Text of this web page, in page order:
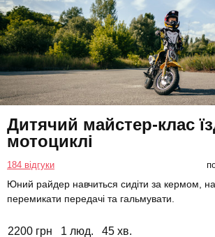
Дитячий майстер-клас
мотоциклі
184 відгуки
Юний райдер навчиться сидіти за кермом,
перемикати передачі та гальмувати.
2200 грн 1 люд. 45 хв.